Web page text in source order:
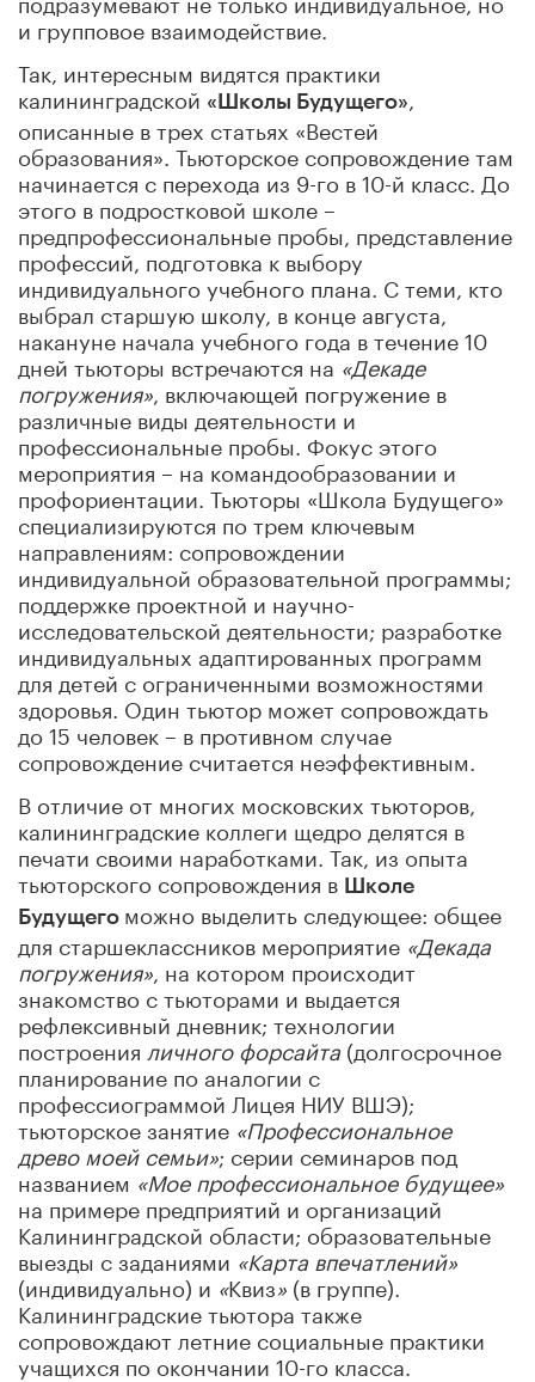
и групповое взаимодействие.
Так, интересным видятся практики
калининградской « Школы Будущего»
описанные в трех статьях «Вестей
образования». Тьюторское сопровождение там
начинается с перехода из 9-го в 10-й класс. До
этого в подростковой школе –
предпрофессиональные пробы, представление
профессий, подготовка к выбору
индивидуального учебного плана. С теми, кто
выбрал старшую школу, в конце августа,
накануне начала учебного года в течение 10
дней тьюторы встречаются на«Декаде
погружения» , включающей погружение в
различные виды деятельности и
профессиональные пробы. Фокус этого
мероприятия – на командообразовании и
профориентации. Тьюторы «Школа Будущего»
специализируются по трем ключевым
направлениям: сопровождении
индивидуальной образовательной программы;
поддержке проектной и научно-
исследовательской деятельности; разработке
индивидуальных адаптированных программ
для детей с ограниченными возможностями
здоровья. Один тьютор может сопровождать
до 15 человек – в противном случае
сопровождение считается неэффективным.
В отличие от многих московских тьюторов,
калининградские коллеги щедро делятся в
печати своими наработками. Так, из опыта
тьюторского сопровождения в Школе
Будущего можно выделить следующее: общее
для старшеклассников мероприятие «Декада
погружения» , на котором происходит
знакомство с тьюторами и выдается
рефлексивный дневник; технологии
построения личного форсайта (долгосрочное
планирование по аналогии с
профессиограммой Лицея НИУ ВШЭ);
тьюторское занятие «Профессиональное
древо моей семьи»; серии семинаров под
названием «Мое профессиональное будущее»
на примере предприятий и организаций
Калининградской области; образовательные
выезды с заданиями «Карта впечатлений»
(индивидуально) и «Квиз» (в группе).
Калининградские тьютора также
сопровождают летние социальные практики
учащихся по окончании 10-го класса.